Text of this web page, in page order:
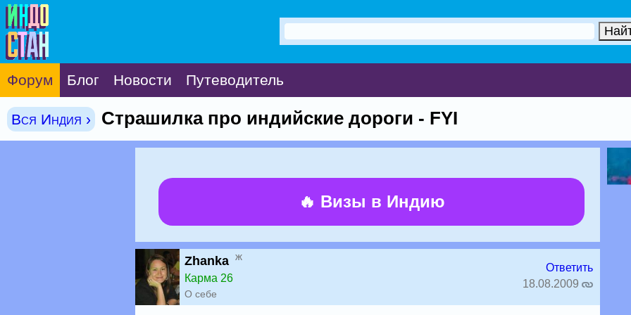
Форум Блог Новости Путеводитель
Вся Индия › Страшилка про индийские дороги - FYI
🔥 Визы в Индию
Zhanka ж
Карма 26
О себе
Ответить
18.08.2009